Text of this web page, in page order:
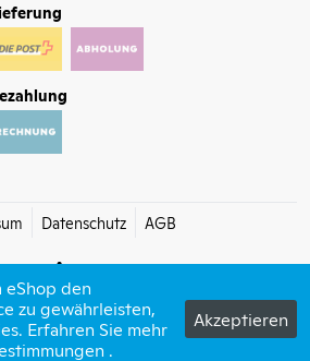
Datenschutz AGB
© 2026 Constri bau
powered by polynorm
eShop den
zu gewährleisten,
Erfahren Sie mehr
.
Akzeptieren